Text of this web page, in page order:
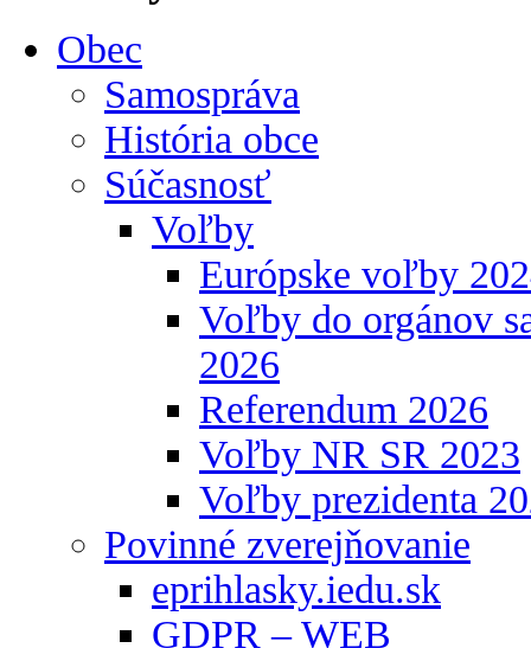
Obec
Samospráva
História obce
Súčasnosť
Voľby
Európske voľby
Voľby do orgánov
2026
Referendum 2026
Voľby NR SR 2023
Voľby prezidenta
Povinné zverejňovanie
eprihlasky.iedu.sk
GDPR – WEB